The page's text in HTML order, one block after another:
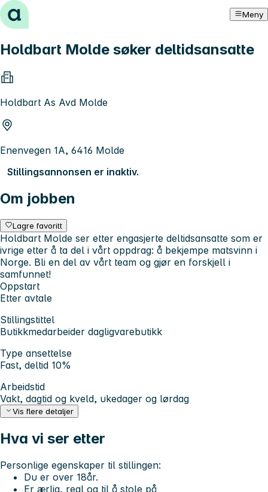
Hopp til innhold Meny
Holdbart Molde søker deltidsansatte
Holdbart As Avd Molde
Enenvegen 1A, 6416 Molde
Stillingsannonsen er inaktiv.
Om jobben
Lagre favoritt
Holdbart Molde ser etter engasjerte deltidsansatte som er
ivrige etter å ta del i vårt oppdrag: å bekjempe matsvinn i
Norge. Bli en del av vårt team og gjør en forskjell i
samfunnet!
Oppstart
Etter avtale
Stillingstittel
Butikkmedarbeider dagligvarebutikk
Type ansettelse
Fast, deltid 10%
Arbeidstid
Vakt, dagtid og kveld, ukedager og lørdag
Vis flere detaljer
Hva vi ser etter
Personlige egenskaper til stillingen:
Du er over 18år.
Er ærlig, real og til å stole på